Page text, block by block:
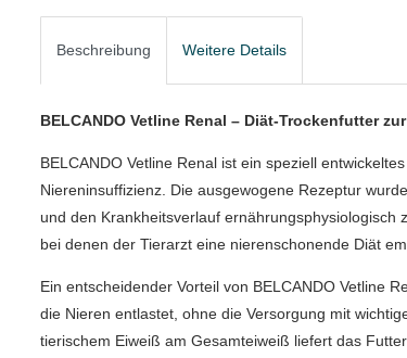
Beschreibung Weitere Details
BELCANDO Vetline Renal – Diät-Trockenfutter
BELCANDO Vetline Renal ist ein speziell
Niereninsuffizienz. Die ausgewogene Rezeptur
und den Krankheitsverlauf
bei denen der Tierarzt eine nierenschonende Diät
Ein entscheidender Vorteil von BELCANDO Vetline
die Nieren entlastet, ohne die Versorgung mit
tierischem Eiweiß am Gesamteiweiß liefert das